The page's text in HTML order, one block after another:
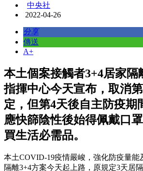
中央社
2022-04-26
分享
傳送
A+
本土個案接觸者3+4居家隔
指揮中心今天宣布，取消
定，但第4天後自主防疫期
應快篩陰性後始得佩戴口
買生活必需品。
本土COVID-19疫情嚴峻，強化防疫量能
隔離3+4方案今天起上路，原規定3天居